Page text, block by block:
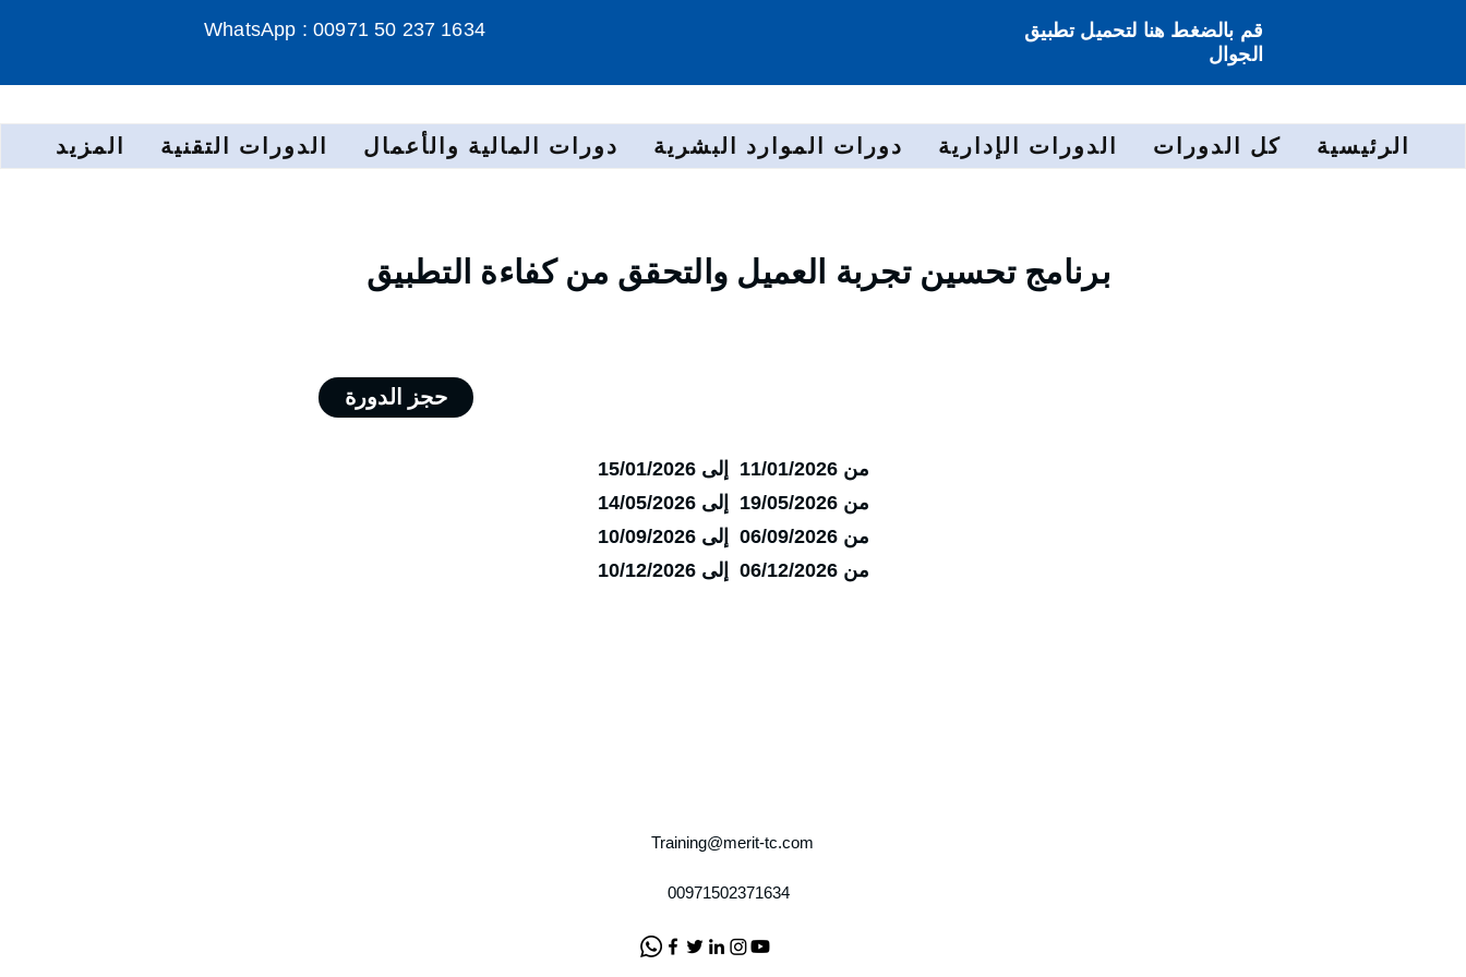
WhatsApp : 00971 50 237 1634
قم بالضغط هنا لتحميل تطبيق
الجوال
الرئيسية كل الدورات الدورات الإدارية دورات الموارد البشرية دورات المالية والأعمال الدورات التقنية المزيد
برنامج تحسين تجربة العميل والتحقق من كفاءة التطبيق
حجز الدورة
من 11/01/2026 إلى 15/01/2026
من 19/05/2026 إلى 14/05/2026
من 06/09/2026 إلى 10/09/2026
من 06/12/2026 إلى 10/12/2026
Training@merit-tc.com
00971502371634